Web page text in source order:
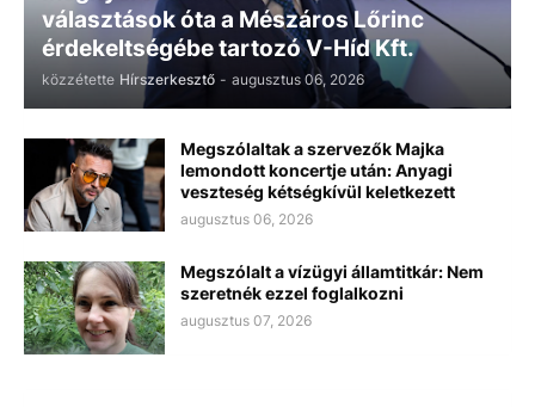
választások óta a Mészáros Lőrinc
érdekeltségébe tartozó V-Híd Kft.
közzétette Hírszerkesztő - augusztus 06, 2026
Megszólaltak a szervezők Majka
lemondott koncertje után: Anyagi
veszteség kétségkívül keletkezett
augusztus 06, 2026
Megszólalt a vízügyi államtitkár: Nem
szeretnék ezzel foglalkozni
augusztus 07, 2026